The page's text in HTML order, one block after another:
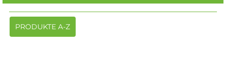
Toggle
navigation
PRODUKTE A-Z